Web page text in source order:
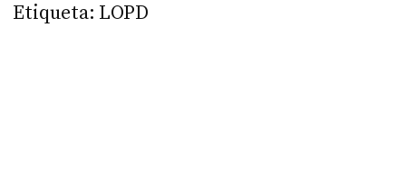
Etiqueta: LOPD